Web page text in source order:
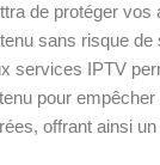
de protéger vos
sans risque
services IPTV
pour empêcher
offrant ainsi